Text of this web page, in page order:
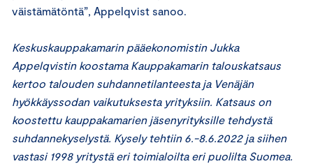
väistämätöntä”, Appelqvist sanoo.
Keskuskauppakamarin pääekonomistin Jukka
Appelqvistin koostama Kauppakamarin talouskatsaus
kertoo talouden suhdannetilanteesta ja Venäjän
hyökkäyssodan vaikutuksesta yrityksiin. Katsaus on
koostettu kauppakamarien jäsenyrityksille tehdystä
suhdannekyselystä. Kysely tehtiin 6.-8.6.2022 ja siihen
vastasi 1998 yritystä eri toimialoilta eri puolilta Suomea.